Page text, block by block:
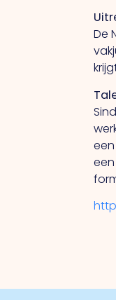
De